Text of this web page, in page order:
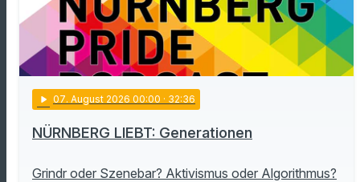
play_arrow 07. August 2026 00:00 · 32:36
NÜRNBERG LIEBT: Generationen
Grindr oder Szenebar? Aktivismus oder Algorithmus?